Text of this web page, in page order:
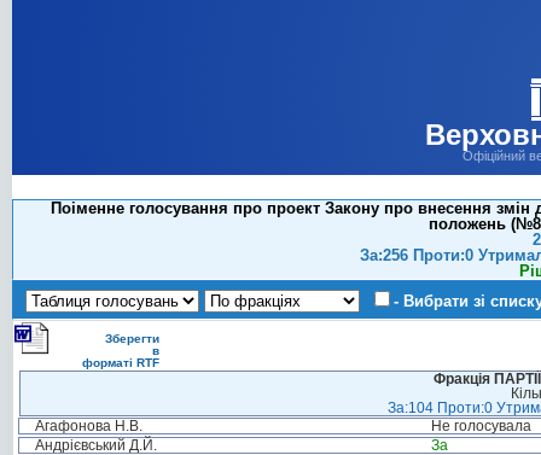
Офіційний
Поіменне голосування про проект Закону про внесення
положень
За:256 Проти:0
- Вибрати зі
Зберегти
в
форматі RTF
Фракція
За:104 Проти:0
Агафонова Н.В.
Не голосувала
Андрієвський Д.Й.
За